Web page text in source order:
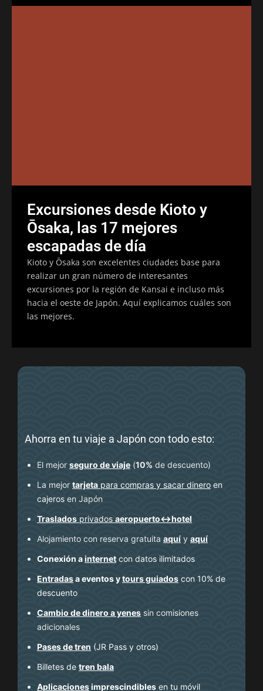
Excursiones desde Kioto y
Ōsaka, las 17 mejores
escapadas de día
Kioto y Ōsaka son excelentes ciudades base para
realizar un gran número de interesantes
excursiones por la región de Kansai e incluso más
hacia el oeste de Japón. Aquí explicamos cuáles son
las mejores.
Ahorra en tu viaje a Japón con todo esto:
El mejor seguro de viaje (10% de descuento)
La mejor tarjeta para compras y sacar dinero en
cajeros en Japón
Traslados privados aeropuerto↔hotel
Alojamiento con reserva gratuita aquí y aquí
Conexión ainternet con datos ilimitados
Entradasa eventos ytours guiados con 10% de
descuento
Cambio de dinero a yenes sin comisiones
adicionales
Pases de tren (JR Pass y otros)
Billetes de tren bala
Aplicacionesimprescindibles en tu móvil